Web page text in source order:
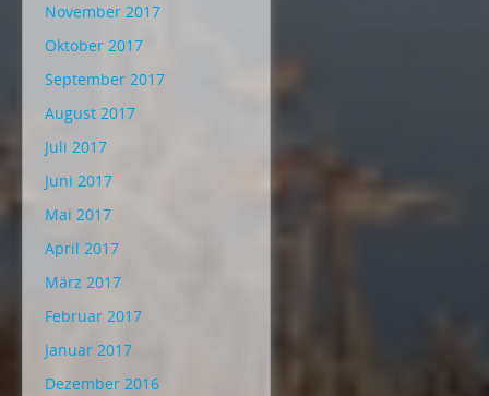
November 2017
Oktober 2017
September 2017
August 2017
Juli 2017
Juni 2017
Mai 2017
April 2017
März 2017
Februar 2017
Januar 2017
Dezember 2016